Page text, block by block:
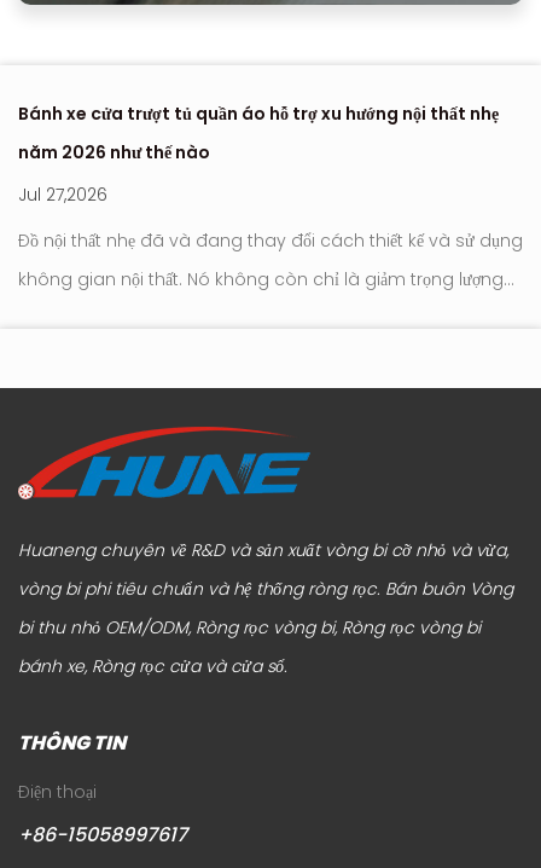
Bánh xe cửa trượt tủ quần áo hỗ trợ xu hướng nội thất nhẹ
năm 2026 như thế nào
Jul 27,2026
Đồ nội thất nhẹ đã và đang thay đổi cách thiết kế và sử dụng
không gian nội thất. Nó không còn chỉ là giảm trọng lượng
Huaneng chuyên về R&D và sản xuất vòng bi cỡ nhỏ và vừa,
vòng bi phi tiêu chuẩn và hệ thống ròng rọc. Bán buôn Vòng
bi thu nhỏ OEM/ODM, Ròng rọc vòng bi, Ròng rọc vòng bi
bánh xe, Ròng rọc cửa và cửa sổ.
THÔNG TIN
Điện thoại
+86-15058997617